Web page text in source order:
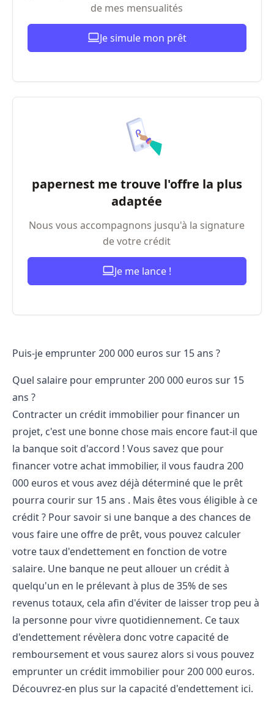
de mes mensualités
Je simule mon prêt
papernest me trouve l'offre la plus
adaptée
Nous vous accompagnons jusqu'à la signature
de votre crédit
Je me lance !
Puis-je emprunter 200 000 euros sur 15 ans ?
Quel salaire pour emprunter 200 000 euros sur 15
ans ?
Contracter un crédit immobilier pour financer un
projet, c'est une bonne chose mais encore faut-il que
la banque soit d'accord ! Vous savez que pour
financer votre achat immobilier, il vous faudra 200
000 euros et vous avez déjà déterminé que le prêt
pourra courir sur 15 ans . Mais êtes vous éligible à ce
crédit ? Pour savoir si une banque a des chances de
vous faire une offre de prêt, vous pouvez calculer
votre taux d'endettement en fonction de votre
salaire. Une banque ne peut allouer un crédit à
quelqu'un en le prélevant à plus de 35% de ses
revenus totaux, cela afin d'éviter de laisser trop peu à
la personne pour vivre quotidiennement. Ce taux
d'endettement révèlera donc votre capacité de
remboursement et vous saurez alors si vous pouvez
emprunter un crédit immobilier pour 200 000 euros.
Découvrez-en plus sur la capacité d'endettement ici.